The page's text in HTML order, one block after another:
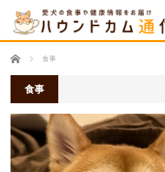
ホーム 食事
食事